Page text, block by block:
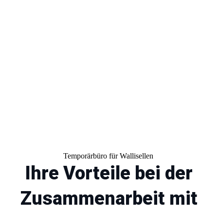
Temporärbüro für Wallisellen
Ihre Vorteile bei der
Zusammenarbeit mit